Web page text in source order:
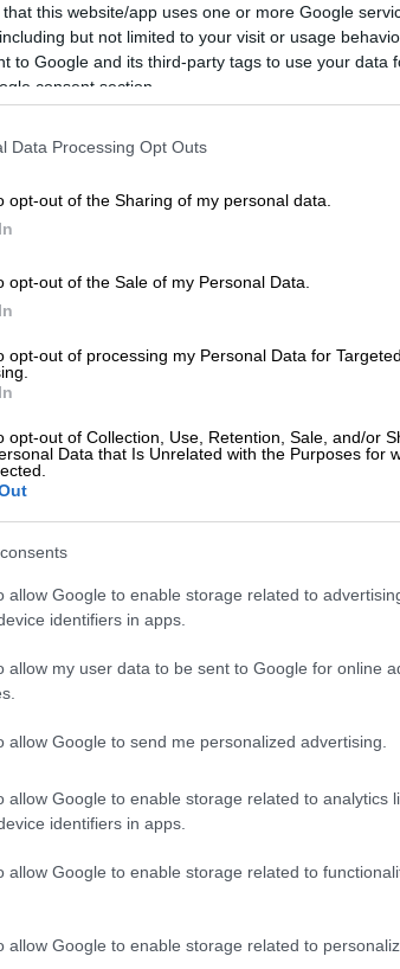
that this website/app uses one or more Google
but not limited to your visit or usage
to Google and its third-party tags to use your data
consent section.
Data Processing Opt Outs
opt-out of the Sharing of my personal data.
opt-out of the Sale of my Personal Data.
opt-out of processing my Personal Data for Targeted
opt-out of Collection, Use, Retention, Sale, and/or
Data that Is Unrelated with the Purposes for
allow Google to enable storage related to
identifiers in apps.
allow my user data to be sent to Google for online
allow Google to send me personalized advertising.
allow Google to enable storage related to analytics
identifiers in apps.
allow Google to enable storage related to
allow Google to enable storage related to
στις 22 Ιουλίου 2025, για
υπουργού Υποδομών και
Τεμπών Λάρισας», για την
του αδικήματος «της
κατά το χρονικό διάστημα από
κατά παράβαση του άρθρου 40
οικονομικής βλάβης
Σιδηροδρόμων Ελλάδος
δίωξης κατά του Κώστα Αχ.
Επικρατείας.